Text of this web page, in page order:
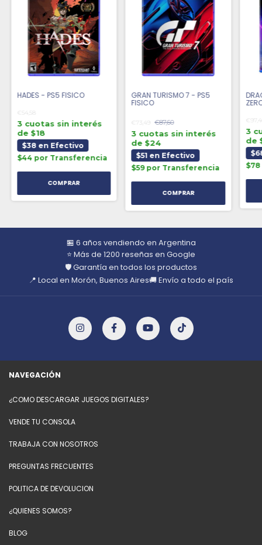
HADES - PS5 FISICO
€54,58
3 cuotas sin interés
de $18
$38 en Efectivo
$44 por Transferencia
GRAN TURISMO 7 - PS5
FISICO
€73,49 €87,60
3 cuotas sin interés
de $24
$51 en Efectivo
$59 por Transferencia
3
de
🏪 6 años vendiendo en Argentina
⭐ Más de 1200 reseñas en Google
🛡️ Garantía en todos los productos
📍 Local en Morón, Buenos Aires🚚 Envío a todo el país
NAVEGACIÓN
¿COMO DESCARGAR JUEGOS DIGITALES?
VENDE TU CONSOLA
TRABAJA CON NOSOTROS
PREGUNTAS FRECUENTES
POLITICA DE DEVOLUCION
¿QUIENES SOMOS?
BLOG